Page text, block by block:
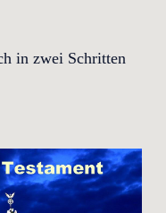
in zwei Schritten